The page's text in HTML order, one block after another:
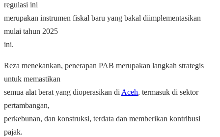
regulasi ini
merupakan instrumen fiskal baru yang bakal diimplementasikan
mulai tahun 2025
ini.
Reza menekankan, penerapan PAB merupakan langkah strategis
untuk memastikan
semua alat berat yang dioperasikan di Aceh, termasuk di sektor
pertambangan,
perkebunan, dan konstruksi, terdata dan memberikan kontribusi
pajak.